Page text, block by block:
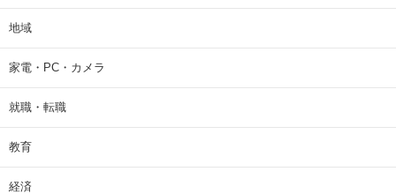
地域
家電・PC・カメラ
就職・転職
教育
経済